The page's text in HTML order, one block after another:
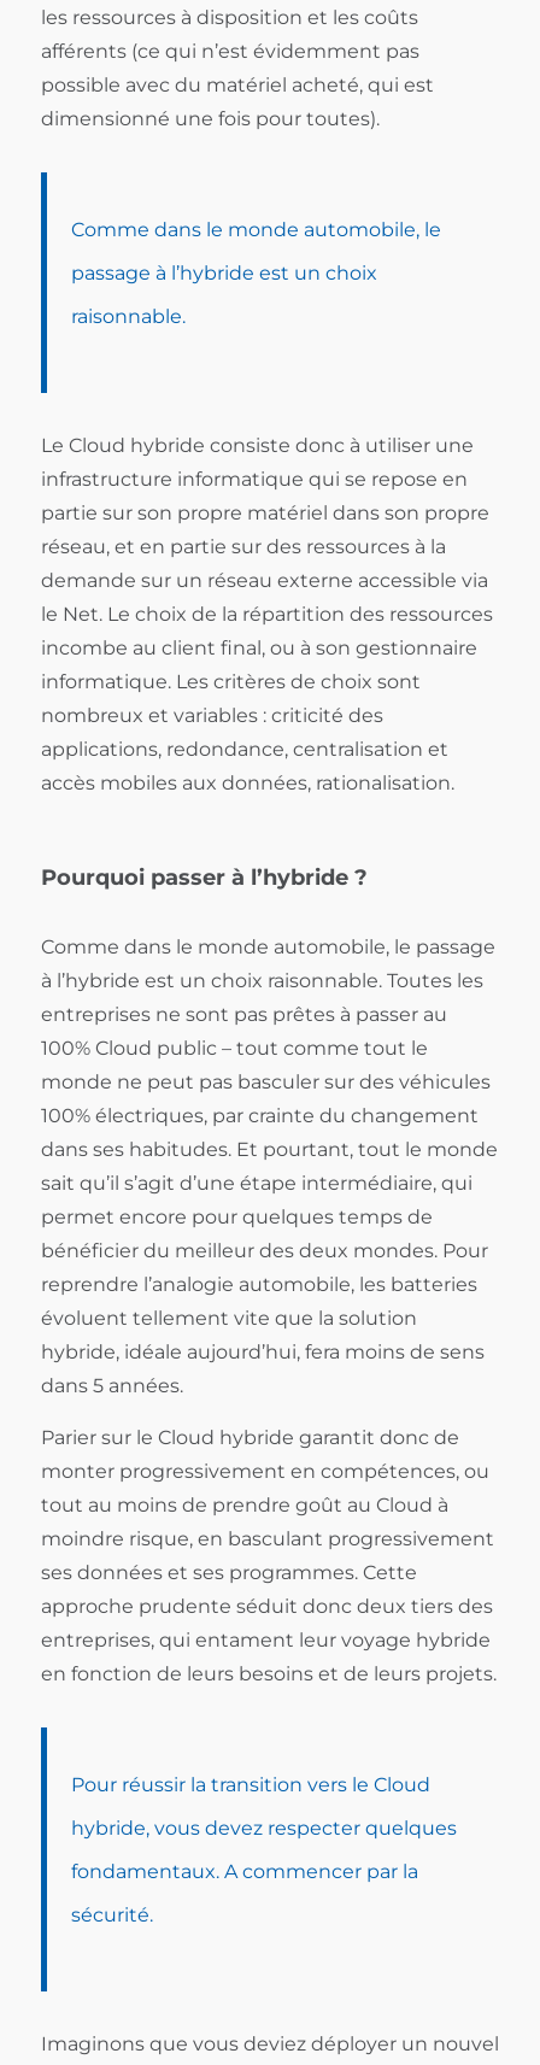
les ressources à disposition et les coûts
afférents (ce qui n’est évidemment pas
possible avec du matériel acheté, qui est
dimensionné une fois pour toutes).
Comme dans le monde automobile, le
passage à l’hybride est un choix
raisonnable.
Le Cloud hybride consiste donc à utiliser une
infrastructure informatique qui se repose en
partie sur son propre matériel dans son propre
réseau, et en partie sur des ressources à la
demande sur un réseau externe accessible via
le Net. Le choix de la répartition des ressources
incombe au client final, ou à son gestionnaire
informatique. Les critères de choix sont
nombreux et variables : criticité des
applications, redondance, centralisation et
accès mobiles aux données, rationalisation.
Pourquoi passer à l’hybride ?
Comme dans le monde automobile, le passage
à l’hybride est un choix raisonnable. Toutes les
entreprises ne sont pas prêtes à passer au
100% Cloud public – tout comme tout le
monde ne peut pas basculer sur des véhicules
100% électriques, par crainte du changement
dans ses habitudes. Et pourtant, tout le monde
sait qu’il s’agit d’une étape intermédiaire, qui
permet encore pour quelques temps de
bénéficier du meilleur des deux mondes. Pour
reprendre l’analogie automobile, les batteries
évoluent tellement vite que la solution
hybride, idéale aujourd’hui, fera moins de sens
dans 5 années.
Parier sur le Cloud hybride garantit donc de
monter progressivement en compétences, ou
tout au moins de prendre goût au Cloud à
moindre risque, en basculant progressivement
ses données et ses programmes. Cette
approche prudente séduit donc deux tiers des
entreprises, qui entament leur voyage hybride
en fonction de leurs besoins et de leurs projets.
Pour réussir la transition vers le Cloud
hybride, vous devez respecter quelques
fondamentaux. A commencer par la
sécurité.
Imaginons que vous deviez déployer un nouvel